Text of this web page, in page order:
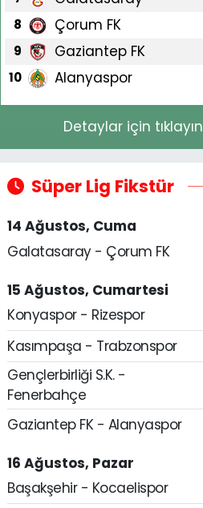
8 Çorum FK
9 Gaziantep FK
10 Alanyaspor
Detaylar için tıklayın
Süper Lig Fikstür
14 Ağustos, Cuma
Galatasaray - Çorum FK
15 Ağustos, Cumartesi
Konyaspor - Rizespor
Kasımpaşa - Trabzonspor
Gençlerbirliği S.K. -
Fenerbahçe
Gaziantep FK - Alanyaspor
16 Ağustos, Pazar
Başakşehir - Kocaelispor